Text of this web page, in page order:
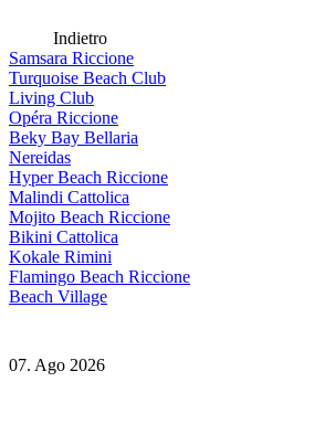
Indietro
Samsara Riccione
Turquoise Beach Club
Living Club
Opéra Riccione
Beky Bay Bellaria
Nereidas
Hyper Beach Riccione
Malindi Cattolica
Mojito Beach Riccione
Bikini Cattolica
Kokale Rimini
Flamingo Beach Riccione
Beach Village
07. Ago 2026